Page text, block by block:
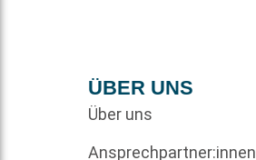
ÜBER UNS
Über uns
Ansprechpartner:innen